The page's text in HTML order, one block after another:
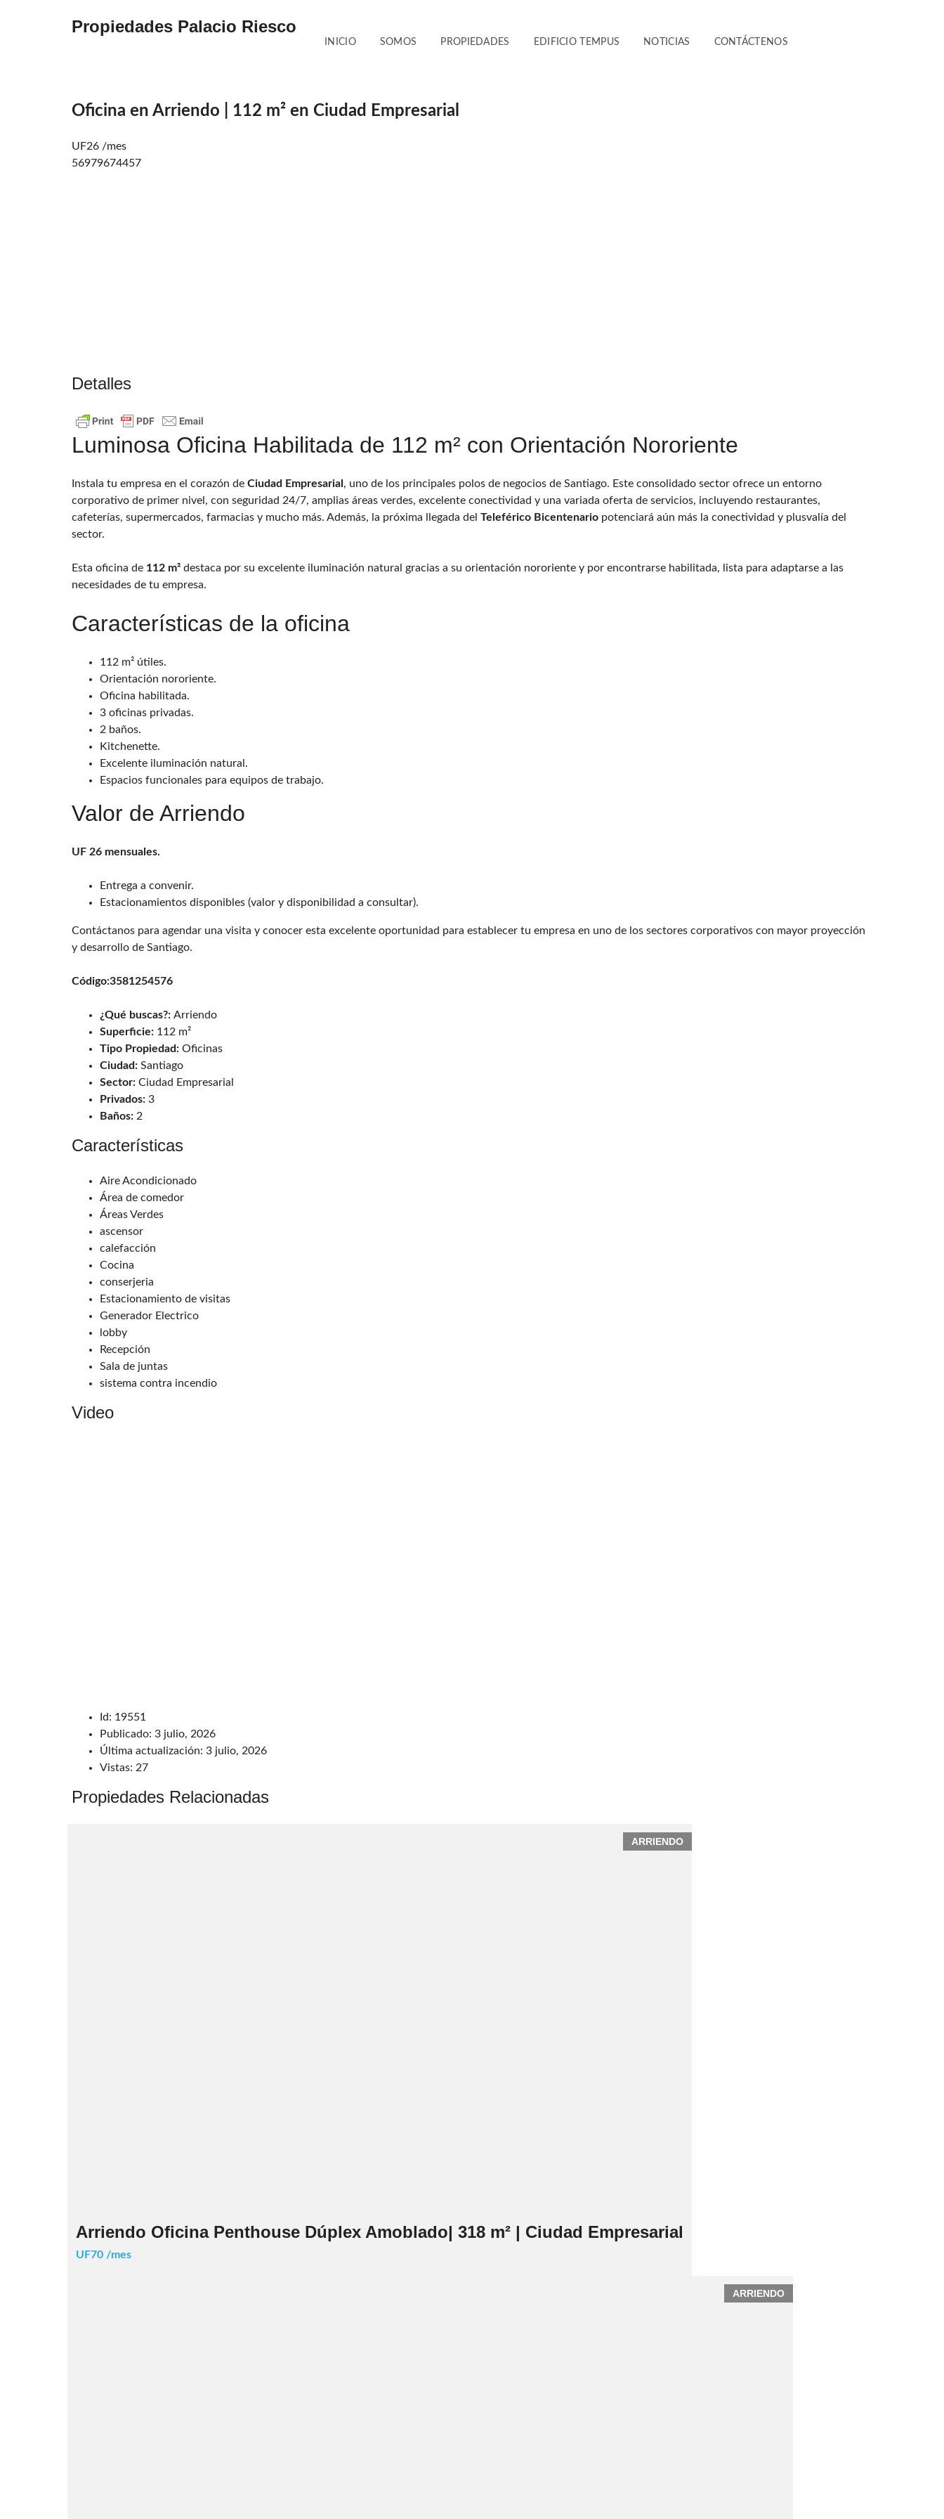
Propiedades Palacio Riesco
INICIO SOMOS PROPIEDADES EDIFICIO TEMPUS NOTICIAS CONTÁCTENOS
Oficina en Arriendo | 112 m² en Ciudad Empresarial
UF26 /mes
56979674457
Detalles
Luminosa Oficina Habilitada de 112 m² con Orientación Nororiente
Instala tu empresa en el corazón de Ciudad Empresarial , uno de los principales polos de negocios de Santiago. Este consolidado sector ofrece un entorno
corporativo de primer nivel, con seguridad 24/7, amplias áreas verdes, excelente conectividad y una variada oferta de servicios, incluyendo restaurantes,
cafeterías, supermercados, farmacias y mucho más. Además, la próxima llegada del Teleférico Bicentenario potenciará aún más la conectividad y plusvalía del
sector.
Esta oficina de 112 m² destaca por su excelente iluminación natural gracias a su orientación nororiente y por encontrarse habilitada, lista para adaptarse a las
necesidades de tu empresa.
Características de la oficina
112 m² útiles.
Orientación nororiente.
Oficina habilitada.
3 oficinas privadas.
2 baños.
Kitchenette.
Excelente iluminación natural.
Espacios funcionales para equipos de trabajo.
Valor de Arriendo
UF 26 mensuales.
Entrega a convenir.
Estacionamientos disponibles (valor y disponibilidad a consultar).
Contáctanos para agendar una visita y conocer esta excelente oportunidad para establecer tu empresa en uno de los sectores corporativos con mayor proyección
y desarrollo de Santiago.
Código:3581254576
¿Qué buscas?: Arriendo
Superficie: 112 m²
Tipo Propiedad: Oficinas
Ciudad: Santiago
Sector: Ciudad Empresarial
Privados: 3
Baños: 2
Características
Aire Acondicionado
Área de comedor
Áreas Verdes
ascensor
calefacción
Cocina
conserjeria
Estacionamiento de visitas
Generador Electrico
lobby
Recepción
Sala de juntas
sistema contra incendio
Video
Id: 19551
Publicado: 3 julio, 2026
Última actualización: 3 julio, 2026
Vistas: 27
Propiedades Relacionadas
ARRIENDO
Arriendo Oficina Penthouse Dúplex Amoblado| 318 m² | Ciudad Empresarial
UF70 /mes
ARRIENDO